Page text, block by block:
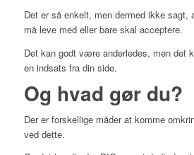
Det er så enkelt, men dermed ikke sagt,
må leve med eller bare skal acceptere.
Det kan godt være anderledes, men det
en indsats fra din side.
Og hvad gør du?
Der er forskellige måder at komme
ved dette.